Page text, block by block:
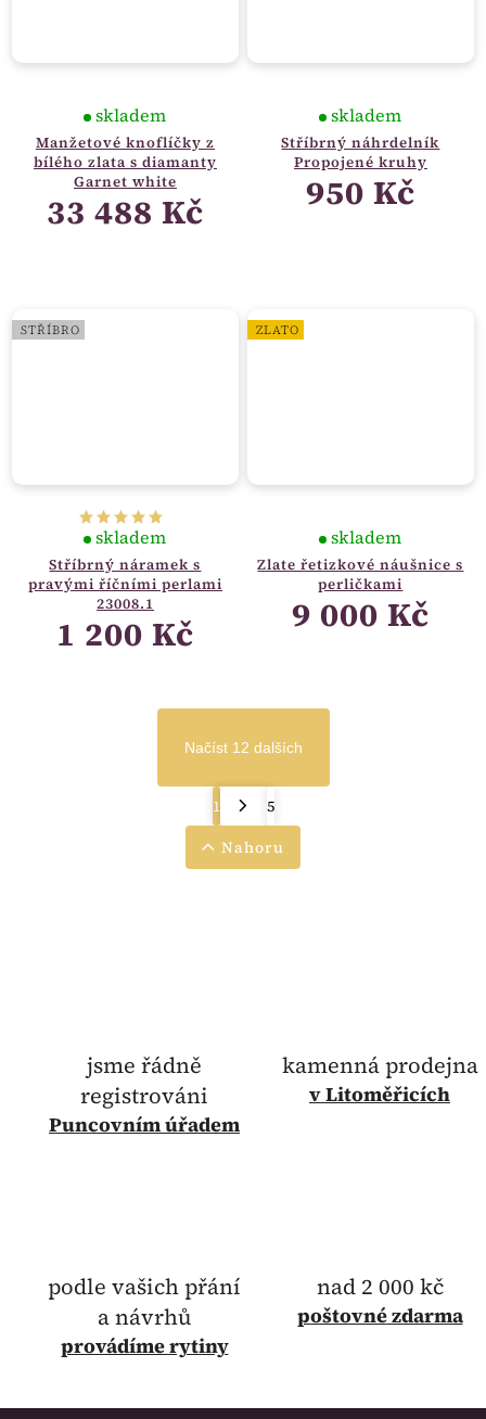
Manžetové knoflíčky z
bílého zlata s diamanty
Garnet white
skladem
33 488 Kč
Stříbrný náhrdelník
Propojené kruhy
skladem
950 Kč
STŘÍBRO
Stříbrný náramek s
pravými říčními perlami
23008.1
skladem
1 200 Kč
ZLATO
Zlate řetizkové náušnice s
perličkami
skladem
9 000 Kč
Načíst 12 dalších
1
5
Nahoru
jsme řádně
registrováni
Puncovním úřadem
kamenná prodejna
v Litoměřicích
podle vašich přání
a návrhů
provádíme rytiny
nad 2 000 kč
poštovnézdarma